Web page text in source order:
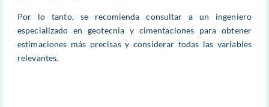
Por lo tanto, se recomienda consultar a un ingeniero
especializado en geotecnia y cimentaciones para obtener
estimaciones más precisas y considerar todas las variables
relevantes.